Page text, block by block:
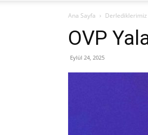
Ana Sayfa Derlediklerimiz
OVP
Eylül 24, 2025